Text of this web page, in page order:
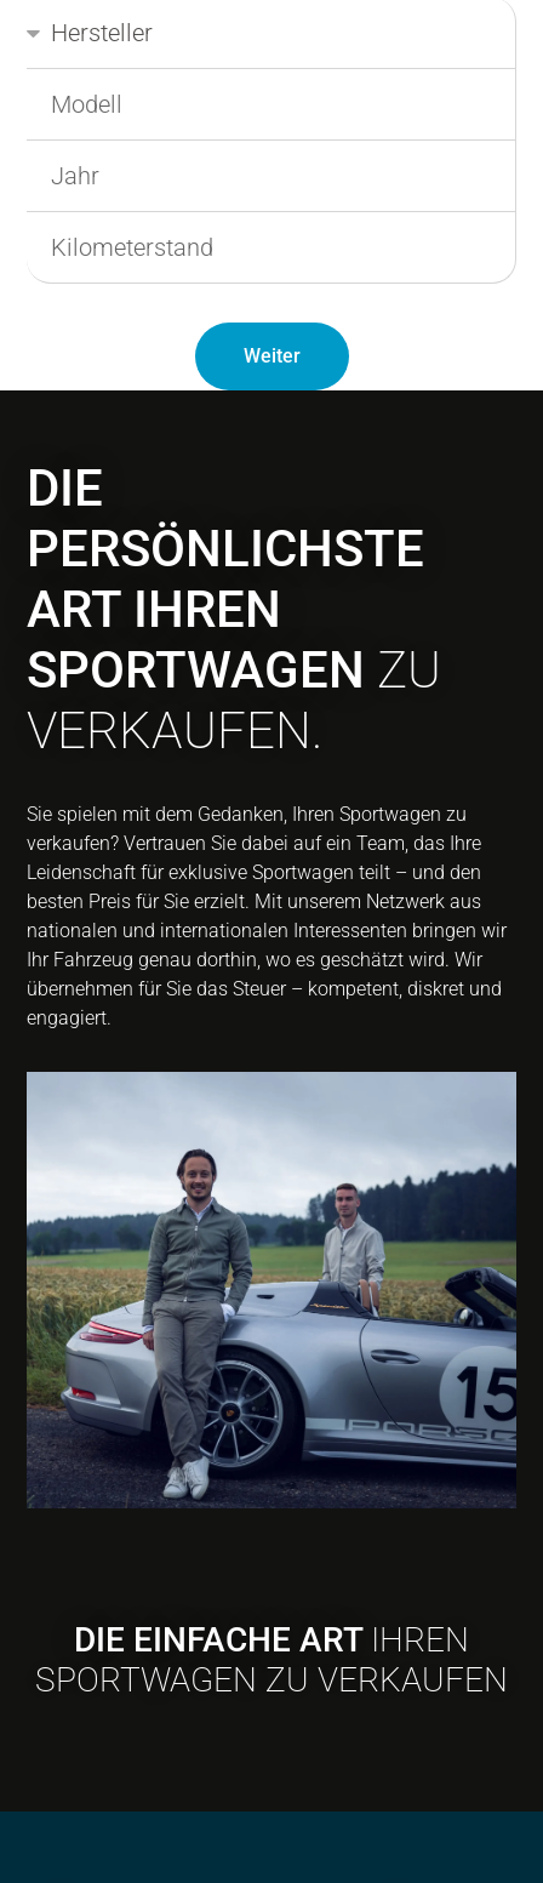
Weiter
DIE
PERSÖNLICHSTE
ART IHREN
SPORTWAGEN ZU
VERKAUFEN.
Sie spielen mit dem Gedanken, Ihren Sportwagen zu
verkaufen? Vertrauen Sie dabei auf ein Team, das Ihre
Leidenschaft für exklusive Sportwagen teilt – und den
besten Preis für Sie erzielt. Mit unserem Netzwerk aus
nationalen und internationalen Interessenten bringen wir
Ihr Fahrzeug genau dorthin, wo es geschätzt wird. Wir
übernehmen für Sie das Steuer – kompetent, diskret und
engagiert.
DIE EINFACHE ART IHREN
SPORTWAGEN ZU VERKAUFEN